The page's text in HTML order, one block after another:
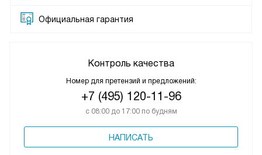
Официальная гарантия
Контроль качества
Номер для претензий и предложений:
+7 (495) 120-11-96
с 08:00 до 17:00 по будням
НАПИСАТЬ